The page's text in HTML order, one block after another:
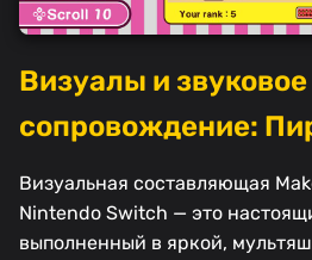
Визуалы и звуковое
сопровождение:
Визуальная составляющая
Nintendo Switch — это
выполненный в яркой,